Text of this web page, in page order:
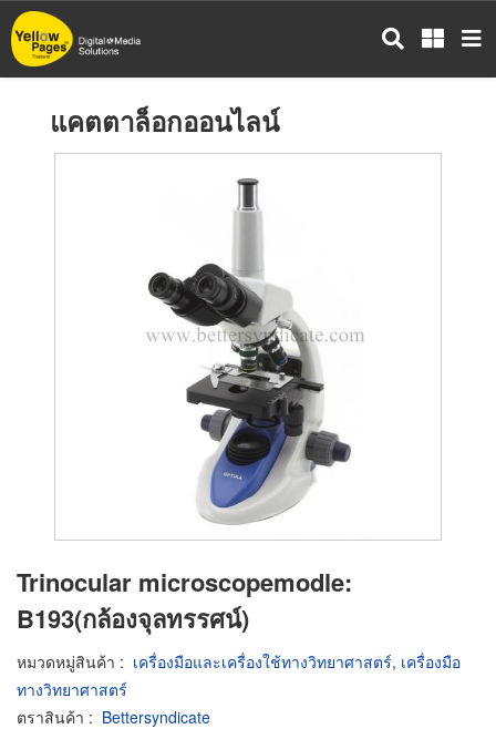
ข้าม
ไป
แคตตาล็อกออนไลน์
Trinocular microscopemodle:
B193(กล้องจุลทรรศน์)
หมวดหมู่สินค้า : เครื่องมือและเครื่องใช้ทางวิทยาศาสตร์, เครื่องมือ
ทางวิทยาศาสตร์
ตราสินค้า : Bettersyndicate